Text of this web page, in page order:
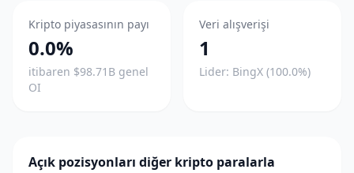
Kripto piyasasının payı
0.0%
itibaren $98.71B genel
OI
Veri alışverişi
1
Lider: BingX (100.0%)
Açık pozisyonları diğer kripto paralarla